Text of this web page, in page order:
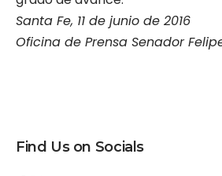
Santa Fe, 11 de junio de 2016
Oficina de Prensa Senador
Find Us on Socials